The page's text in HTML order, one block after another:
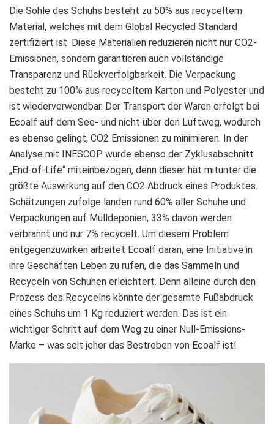
Die Sohle des Schuhs besteht zu 50% aus recyceltem
Material, welches mit dem Global Recycled Standard
zertifiziert ist. Diese Materialien reduzieren nicht nur CO2-
Emissionen, sondern garantieren auch vollständige
Transparenz und Rückverfolgbarkeit. Die Verpackung
besteht zu 100% aus recyceltem Karton und Polyester und
ist wiederverwendbar. Der Transport der Waren erfolgt bei
Ecoalf auf dem See- und nicht über den Luftweg, wodurch
es ebenso gelingt, CO2 Emissionen zu minimieren. In der
Analyse mit INESCOP wurde ebenso der Zyklusabschnitt
„End-of-Life“ miteinbezogen, denn dieser hat mitunter die
größte Auswirkung auf den CO2 Abdruck eines Produktes.
Schätzungen zufolge landen rund 60% aller Schuhe und
Verpackungen auf Mülldeponien, 33% davon werden
verbrannt und nur 7% recycelt. Um diesem Problem
entgegenzuwirken arbeitet Ecoalf daran, eine Initiative in
ihre Geschäften Leben zu rufen, die das Sammeln und
Recyceln von Schuhen erleichtert. Denn alleine durch den
Prozess des Recycelns könnte der gesamte Fußabdruck
eines Schuhs um 1 Kg reduziert werden. Das ist ein
wichtiger Schritt auf dem Weg zu einer Null-Emissions-
Marke – was seit jeher das Bestreben von Ecoalf ist!